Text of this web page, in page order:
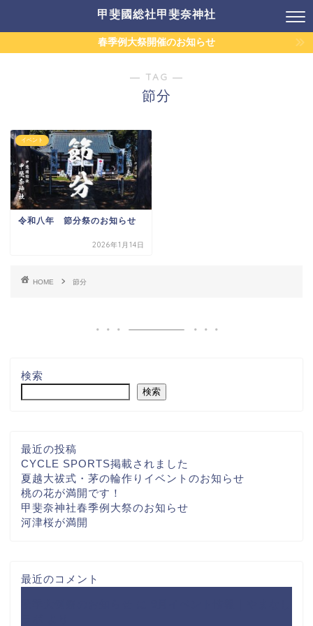
甲斐國総社甲斐奈神社
春季例大祭開催のお知らせ
― TAG ―
節分
イベント
令和八年 節分祭のお知らせ
2026年1月14日
HOME 節分
検索
検索
最近の投稿
CYCLE SPORTS掲載されました
夏越大祓式・茅の輪作りイベントのお知らせ
桃の花が満開です！
甲斐奈神社春季例大祭のお知らせ
河津桜が満開
最近のコメント